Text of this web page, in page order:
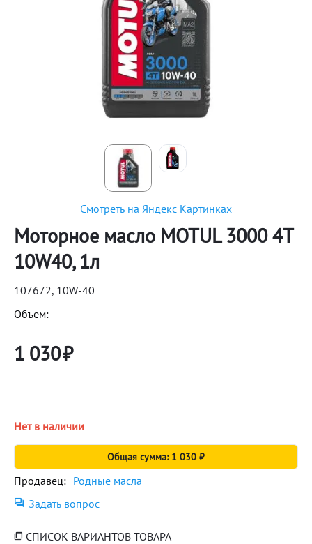
Смотреть на Яндекс Картинках
Моторное масло MOTUL 3000 4T
10W40, 1л
107672, 10W-40
Объем:
1 030₽
Нет в наличии
Общая сумма: 1 030 ₽
Продавец: Родные масла
Задать вопрос
СПИСОК ВАРИАНТОВ ТОВАРА